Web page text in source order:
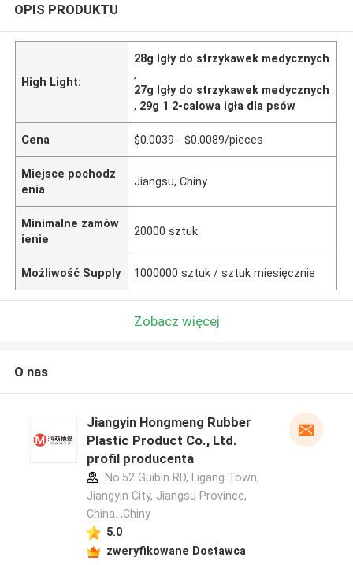
OPIS PRODUKTU
High Light:
28g Igły do ​​strzykawek medycznych
,
27g Igły do ​​strzykawek medycznych
, 29g 1 2-calowa igła dla psów
Cena $0.0039 - $0.0089/pieces
Miejsce pochodz
enia
Jiangsu, Chiny
Minimalne zamów
ienie
20000 sztuk
Możliwość Supply 1000000 sztuk / sztuk miesięcznie
Zobacz więcej
O nas
Jiangyin Hongmeng Rubber
Plastic Product Co., Ltd.
profil producenta
No.52 Guibin RD, Ligang Town,
Jiangyin City, Jiangsu Province,
China. ,Chiny
5.0
zweryfikowane Dostawca